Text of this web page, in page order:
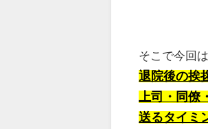
そこで今回は
退院後の挨
上司・同僚
送るタイミ